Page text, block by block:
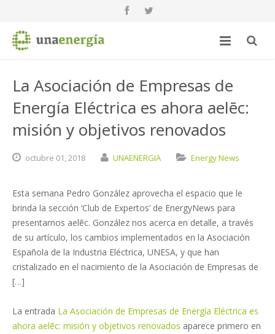
La Asociación de Empresas de
Energía Eléctrica es ahora aelēc:
misión y objetivos renovados
octubre 01,2018 UNAENERGIA Energy News
Esta semana Pedro González aprovecha el espacio que le
brinda la sección ‘Club de Expertos’ de EnergyNews para
presentarnos aelēc. González nos acerca en detalle, a través
de su artículo, los cambios implementados en la Asociación
Española de la Industria Eléctrica, UNESA, y que han
cristalizado en el nacimiento de la Asociación de Empresas de
[…]
La entrada La Asociación de Empresas de Energía Eléctrica es
ahora aelēc: misión y objetivos renovados aparece primero en